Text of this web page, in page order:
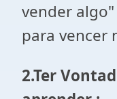
vender
para vencer
2.Ter